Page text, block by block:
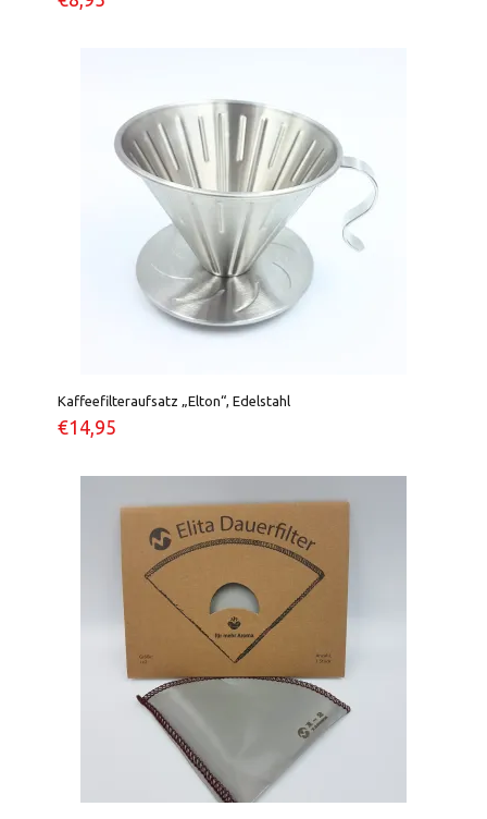
Kaffeefilteraufsatz „Elton“, Edelstahl
€14,95